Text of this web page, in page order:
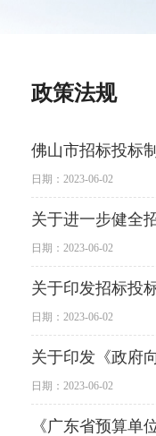
政策法规
佛山市招标投标
日期：2023-06-02
关于进一步健全
日期：2023-06-02
关于印发招标投
日期：2023-06-02
关于印发《政府
日期：2023-06-02
《广东省预算单